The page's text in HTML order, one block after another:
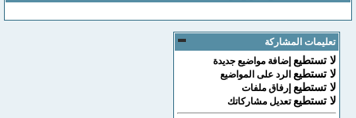
تعليمات المشاركة
لا تستطيعإضافة مواضيع جديدة
لا تستطيعالرد على المواضيع
لا تستطيعإرفاق ملفات
لا تستطيعتعديل مشاركاتك